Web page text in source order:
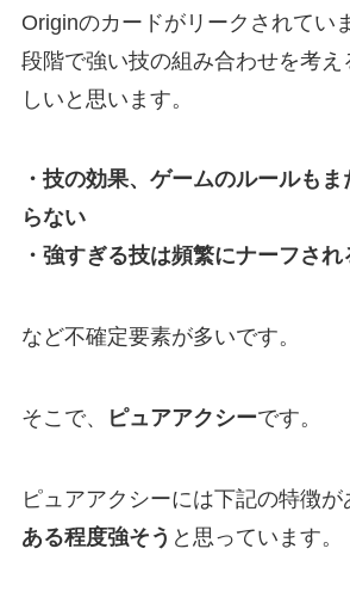
Originのカードがリークされてい
段階で強い技の組み合わせを考
しいと思います。
・技の効果、ゲームのルールも
らない
・強すぎる技は頻繁にナーフされ
など不確定要素が多いです。
そこで、 ピュアアクシーです。
ピュアアクシーには下記の特徴が
ある程度強そう と思っています。